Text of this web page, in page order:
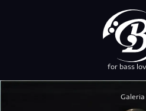
for bass
Galeria